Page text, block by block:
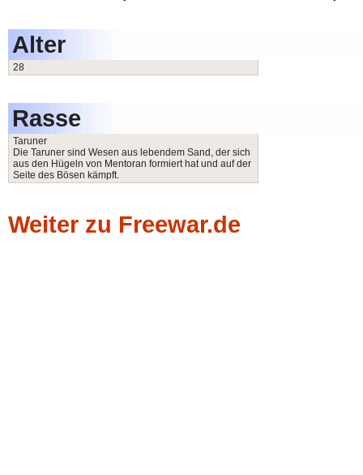
Alter
28
Rasse
Taruner
Die Taruner sind Wesen aus lebendem Sand, der sich
aus den Hügeln von Mentoran formiert hat und auf der
Seite des Bösen kämpft.
Weiter zu Freewar.de